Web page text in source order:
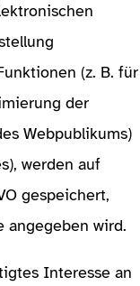
(z. B. für
der
Webpublikums)
werden auf
gespeichert,
angegeben wird.
Interesse an